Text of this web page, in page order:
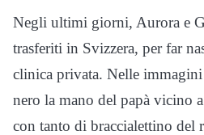
Negli ultimi giorni, Aurora e
trasferiti in Svizzera, per far
clinica privata. Nelle
nero la mano del papà vicino
con tanto di braccialettino del